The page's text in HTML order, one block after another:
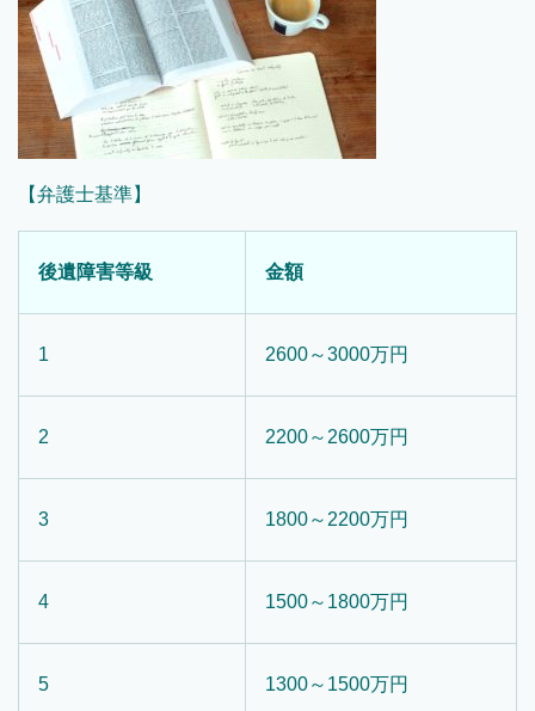
【弁護士基準】
後遺障害等級 金額
1 2600～3000万円
2 2200～2600万円
3 1800～2200万円
4 1500～1800万円
5 1300～1500万円